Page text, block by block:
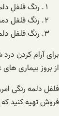
رنگ فلفل
رنگ فلفل
رنگ فلفل
برای آرام کردن
از بروز بیماری
فلفل دلمه رنگی
فروش تهیه کنید